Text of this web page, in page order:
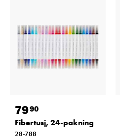
7990
Fibertusj, 24-pakning
28-788